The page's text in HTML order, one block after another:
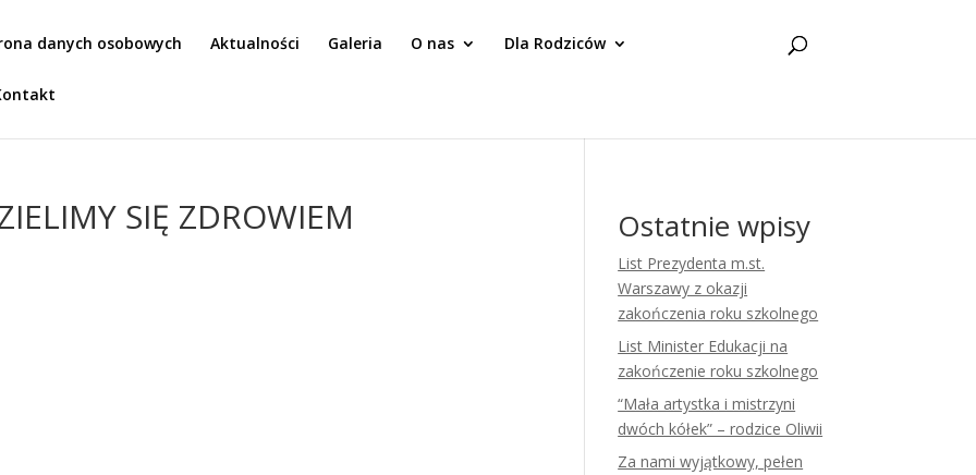
danych osobowych Aktualności Galeria O nas Dla Rodziców
SIĘ ZDROWIEM Ostatnie wpisy
List Prezydenta m.st.
Warszawy z okazji
zakończenia roku szkolnego
List Minister Edukacji na
zakończenie roku szkolnego
“Mała artystka i mistrzyni
dwóch kółek” – rodzice Oliwii
Za nami wyjątkowy, pełen